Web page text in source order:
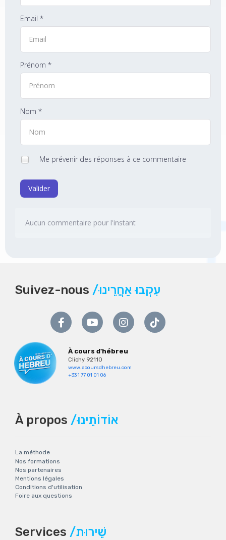
Email *
Prénom *
Nom *
Me prévenir des réponses à ce commentaire
Valider
Aucun commentaire pour l'instant
Suivez-nous /עִקְבוּ אַחֲרֵינוּ
À cours d'hébreu
Clichy 92110
www.acoursdhebreu.com
+33 1 77 01 01 06
À propos /אוֹדוֹתֵינוּ
La méthode
Nos formations
Nos partenaires
Mentions légales
Conditions d'utilisation
Foire aux questions
Services /שֵׁירוּת